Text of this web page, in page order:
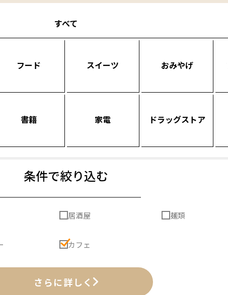
すべて
フード スイーツ おみやげ
書籍 家電 ドラッグストア
条件で絞り込む
居酒屋 麺類
カフェ
さらに詳しく